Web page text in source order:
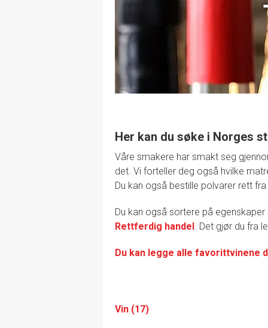
Her kan du søke i Norges
Våre smakere har smakt seg
det. Vi forteller deg også hvilke
Du kan også bestille polvarer rett fra
Du kan også sortere på egenskaper
Rettferdig handel. Det gjør du fra
Du kan legge alle favorittvinene
Vin (17)